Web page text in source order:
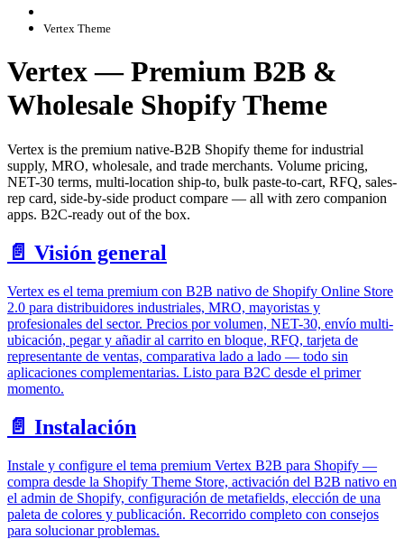
Vertex Theme
Vertex — Premium B2B &
Wholesale Shopify Theme
Vertex is the premium native-B2B Shopify theme for industrial
supply, MRO, wholesale, and trade merchants. Volume pricing,
NET-30 terms, multi-location ship-to, bulk paste-to-cart, RFQ, sales-
rep card, side-by-side product compare — all with zero companion
apps. B2C-ready out of the box.
📄️ Visión general
Vertex es el tema premium con B2B nativo de Shopify Online Store
2.0 para distribuidores industriales, MRO, mayoristas y
profesionales del sector. Precios por volumen, NET-30, envío multi-
ubicación, pegar y añadir al carrito en bloque, RFQ, tarjeta de
representante de ventas, comparativa lado a lado — todo sin
aplicaciones complementarias. Listo para B2C desde el primer
momento.
📄️ Instalación
Instale y configure el tema premium Vertex B2B para Shopify —
compra desde la Shopify Theme Store, activación del B2B nativo en
el admin de Shopify, configuración de metafields, elección de una
paleta de colores y publicación. Recorrido completo con consejos
para solucionar problemas.